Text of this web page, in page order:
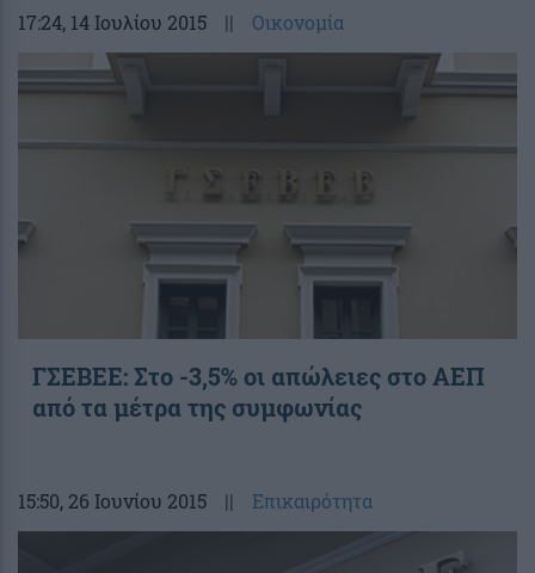
17:24, 14 Ιουλίου 2015 || Οικονομία
ΓΣΕΒΕΕ: Στο -3,5% οι απώλειες στο ΑΕΠ
από τα μέτρα της συμφωνίας
15:50, 26 Ιουνίου 2015 || Επικαιρότητα